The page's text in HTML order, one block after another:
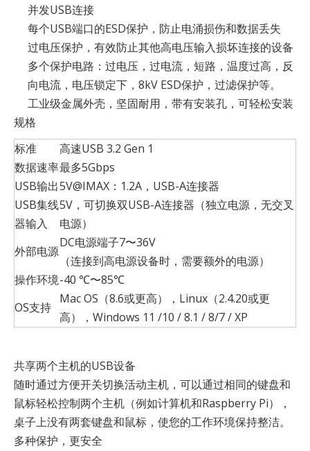
并发USB连接
每个USB端口的ESD保护，防止电涌损伤和数据丢失
过电压保护，有效防止其他高电压输入损坏连接的设备
多个保护电路：过电压，过电流，短路，温度过高，反
向电流，电压锁定下，8kV ESD保护，过滤保护等。
工业级金属外壳，坚固耐用，带有安装孔，可轻松安装
规格
标准
高速USB 3.2 Gen 1
数据速率最多5Gbps
USB输出5V@IMAX：1.2A，USB-A连接器
USB集线
器输入
5V，可切换双USB-A连接器（独立电源，无交叉
电源）
外部电源
DC电源端子7〜36V
（连接到高电源设备时，需要额外的电源）
操作环境-40 ℃〜85℃
OS支持
Mac OS（8.6或更高），Linux（2.4.20或更
高），Windows 11 /10 / 8.1 / 8/7 / XP
共享两个主机的USB设备
随时通过方便开关切换活动主机，可以通过相同的键盘和
鼠标轻松控制两个主机（例如计算机和Raspberry Pi），
桌子上没有两套键盘和鼠标，使您的工作环境保持整洁。
多种保护，更安全